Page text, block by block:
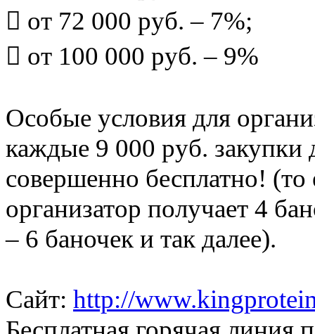
 от 72 000 руб. – 7%;
 от 100 000 руб. – 9%
Особые условия для
каждые 9 000 руб. закупки
совершенно бесплатно! (то
организатор получает 4
– 6 баночек и так далее).
Сайт: http://